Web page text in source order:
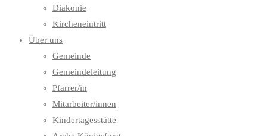
Diakonie
Kircheneintritt
Über uns
Gemeinde
Gemeindeleitung
Pfarrer/in
Mitarbeiter/innen
Kindertagesstätte